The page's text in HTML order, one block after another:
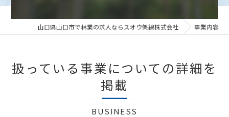
山口県山口市で林業の求人ならスオウ架線株式会社 事業内容
扱っている事業についての詳細を
掲載
BUSINESS